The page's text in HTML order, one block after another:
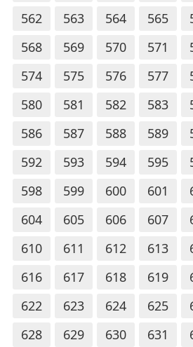
562
563 564 565
568
569 570 571
574
575 576 577
580
581 582 583
586
587 588 589
592
593 594 595
598
599 600 601
604
605 606 607
610
611 612 613
616
617 618 619
622
623 624 625
628
629 630 631